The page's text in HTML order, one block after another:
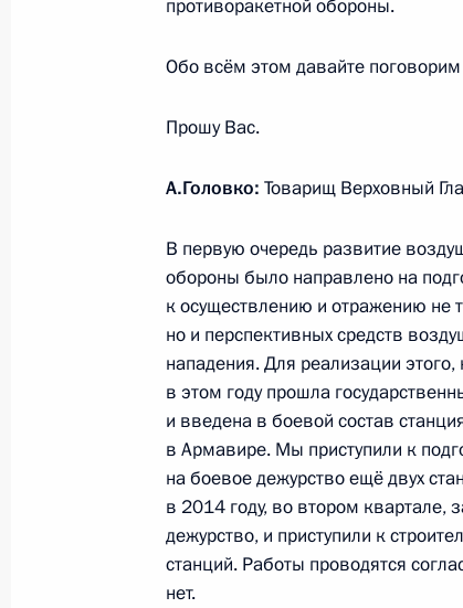
Совещание по развитию
27 ноября 2013 года, 20:30 Сочи
стратегического назначения
26 ноября 2013 года, вторник
Российско-итальянский
26 ноября 2013 года, 21:30 Триест
Российско-итальянские
26 ноября 2013 года, 19:15
противоракетной обороны.
Обо всём этом давайте
Прошу Вас.
А.Головко: Товарищ Верховный
В первую очередь развитие
обороны было направлено на
к осуществлению и отражению не
но и перспективных средств
нападения. Для реализации
в этом году прошла
и введена в боевой состав
в Армавире. Мы приступили к
на боевое дежурство ещё двух
в 2014 году, во втором квартале,
дежурство, и приступили к
станций. Работы проводятся
нет.